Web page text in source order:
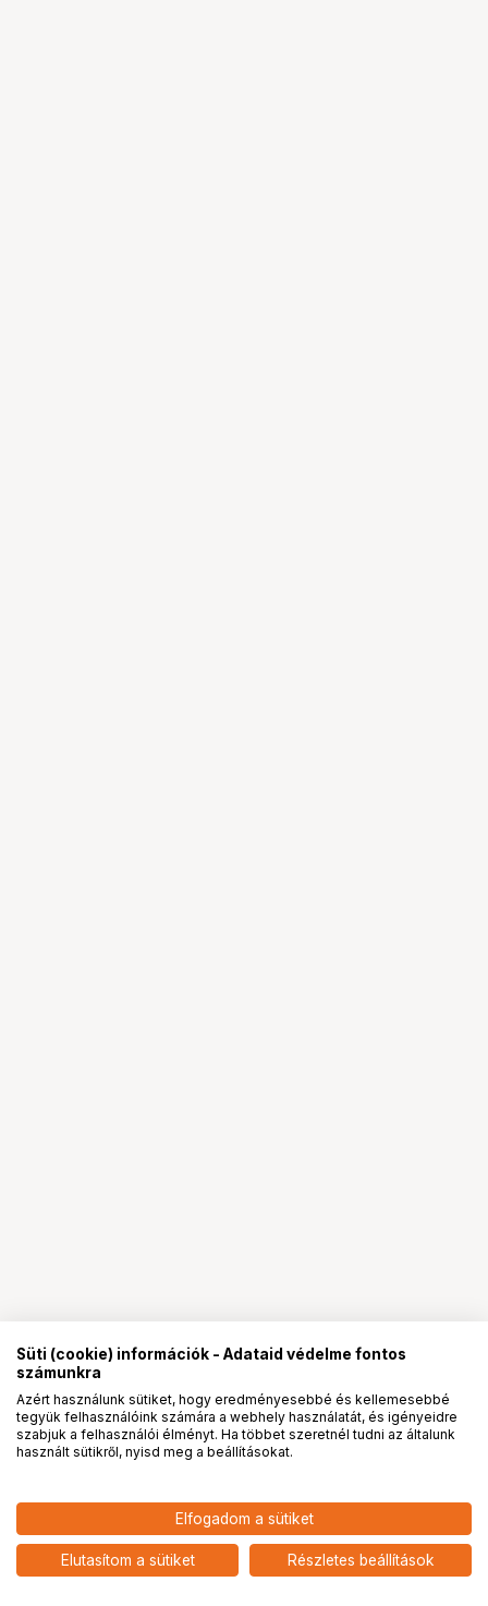
CANON EOS 250D + EF-S 18-
55mm f/4-5.6 IS STM + táska kit
5
add
PROpartnerségek
Süti (cookie) információk - Adataid védelme fontos
számunkra
Azért használunk sütiket, hogy eredményesebbé és kellemesebbé
tegyük felhasználóink számára a webhely használatát, és igényeidre
szabjuk a felhasználói élményt. Ha többet szeretnél tudni az általunk
használt sütikről, nyisd meg a beállításokat.
Elfogadom a sütiket
Elutasítom a sütiket Részletes beállítások